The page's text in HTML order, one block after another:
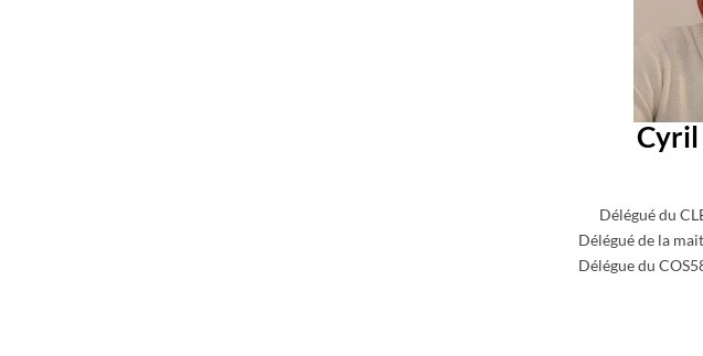
Cyril
Délégué du
Délégué de la
Délégue du